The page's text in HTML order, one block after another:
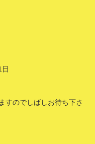
すのでしばしお待ち下さ